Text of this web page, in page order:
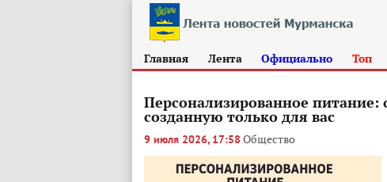
Главная Лента Официально Топ
Персонализированное питание:
созданную только для вас
9 июля 2026, 17:58 Общество